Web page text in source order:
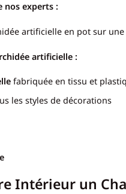
nos experts :
artificielle en pot sur
artificielle :
fabriquée en tissu et
les styles de décorations
Intérieur un